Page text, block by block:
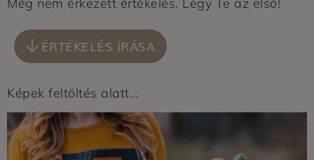
ÉRTÉKELÉS ÍRÁSA
Képek feltöltés alatt...